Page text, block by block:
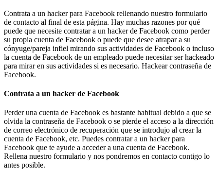
Contrata a un hacker para Facebook rellenando nuestro formulario
de contacto al final de esta página. Hay muchas razones por qué
puede que necesite contratar a un hacker de Facebook como perder
su propia cuenta de Facebook o puede que desee atrapar a su
cónyuge/pareja infiel mirando sus actividades de Facebook o incluso
la cuenta de Facebook de un empleado puede necesitar ser hackeado
para mirar en sus actividades si es necesario. Hackear contraseña de
Facebook.
Contrata a un hacker de Facebook
Perder una cuenta de Facebook es bastante habitual debido a que se
olvida la contraseña de Facebook o se pierde el acceso a la dirección
de correo electrónico de recuperación que se introdujo al crear la
cuenta de Facebook, etc. Puedes contratar a un hacker para
Facebook que te ayude a acceder a una cuenta de Facebook.
Rellena nuestro formulario y nos pondremos en contacto contigo lo
antes posible.